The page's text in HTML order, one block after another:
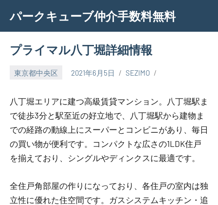
content
パークキューブ仲介手数料無料
プライマル八丁堀詳細情報
東京都中央区 2021年6月5日 SEZIMO
八丁堀エリアに建つ高級賃貸マンション。八丁堀駅ま
で徒歩3分と駅至近の好立地で、八丁堀駅から建物ま
での経路の動線上にスーパーとコンビニがあり、毎日
の買い物が便利です。コンパクトな広さの1LDK住戸
を揃えており、シングルやディンクスに最適です。
全住戸角部屋の作りになっており、各住戸の室内は独
立性に優れた住空間です。ガスシステムキッチン・追